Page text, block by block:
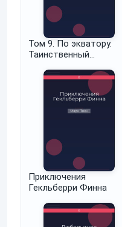
Том 9. По экватору.
Таинственный
Приключения
Гекльберри Финна